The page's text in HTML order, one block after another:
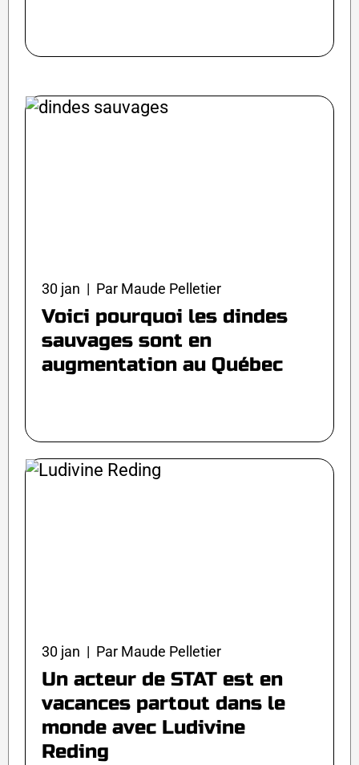
30 jan | Par Maude Pelletier
Voici pourquoi les dindes
sauvages sont en
augmentation au Québec
30 jan | Par Maude Pelletier
Un acteur de STAT est en
vacances partout dans le
monde avec Ludivine
Reding